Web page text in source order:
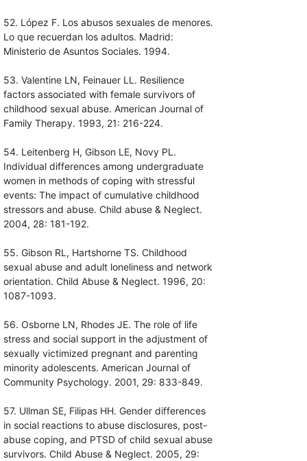
52. López F. Los abusos sexuales de menores.
Lo que recuerdan los adultos. Madrid:
Ministerio de Asuntos Sociales. 1994.
53. Valentine LN, Feinauer LL. Resilience
factors associated with female survivors of
childhood sexual abuse. American Journal of
Family Therapy. 1993, 21: 216-224.
54. Leitenberg H, Gibson LE, Novy PL.
Individual differences among undergraduate
women in methods of coping with stressful
events: The impact of cumulative childhood
stressors and abuse. Child abuse & Neglect.
2004, 28: 181-192.
55. Gibson RL, Hartshorne TS. Childhood
sexual abuse and adult loneliness and network
orientation. Child Abuse & Neglect. 1996, 20:
1087-1093.
56. Osborne LN, Rhodes JE. The role of life
stress and social support in the adjustment of
sexually victimized pregnant and parenting
minority adolescents. American Journal of
Community Psychology. 2001, 29: 833-849.
57. Ullman SE, Filipas HH. Gender differences
in social reactions to abuse disclosures, post-
abuse coping, and PTSD of child sexual abuse
survivors. Child Abuse & Neglect. 2005, 29: